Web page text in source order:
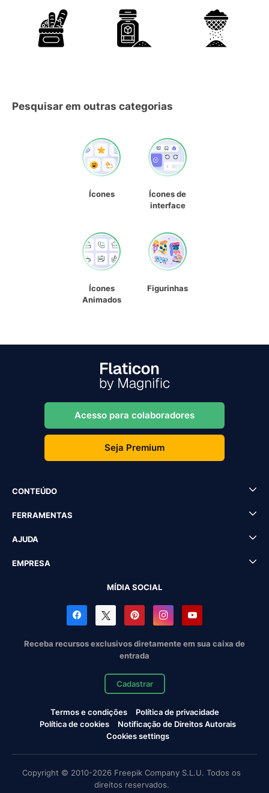
Pesquisar em outras categorias
Ícones
Ícones de
interface
Ícones
Animados
Figurinhas
Acesso para colaboradores
Seja Premium
CONTEÚDO
FERRAMENTAS
AJUDA
EMPRESA
MÍDIA SOCIAL
Receba recursos exclusivos diretamente em sua caixa de
entrada
Cadastrar
Termos e condições
Política de privacidade
Política de cookies
Notificação de Direitos Autorais
Cookies settings
Copyright © 2010-2026 Freepik Company S.L.U. Todos os
direitos reservados.